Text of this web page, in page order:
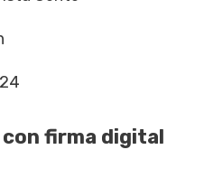
con firma digital